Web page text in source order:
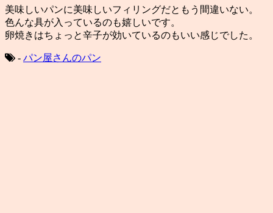
美味しいパンに美味しいフィリングだともう間違いない。
色んな具が入っているのも嬉しいです。
卵焼きはちょっと辛子が効いているのもいい感じでした。
- パン屋さんのパン